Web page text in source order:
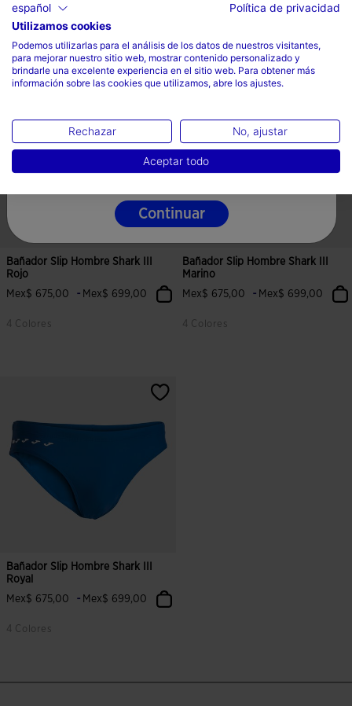
8 Colores
Bañador Slip Hombre Shark III
Rojo
Mex$ 675,00
- Mex$ 699,00
4 Colores
Bañador Slip Hombre Shark III
Marino
Mex$ 675,00
- Mex$ 699,00
4 Colores
Bañador Slip Hombre Shark III
Royal
Mex$ 675,00
- Mex$ 699,00
4 Colores
Selecciona tu país e idioma
País
Mexico
Idioma
Español
Continuar
español
Política de privacidad
Utilizamos cookies
Podemos utilizarlas para el análisis de los datos de nuestros visitantes,
para mejorar nuestro sitio web, mostrar contenido personalizado y
brindarle una excelente experiencia en el sitio web. Para obtener más
información sobre las cookies que utilizamos, abre los ajustes.
Rechazar No, ajustar
Aceptar todo